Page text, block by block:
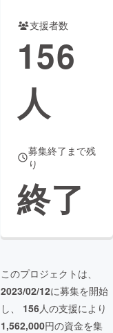
支援者数
156
人
募集終了まで残
り
終了
このプロジェクトは、
2023/02/12に募集を開始
し、 156人の支援により
1,562,000円の資金を集